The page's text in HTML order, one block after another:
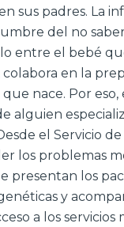
sus padres. La
del no
entre el bebé
en la
nace. Por eso,
alguien
el Servicio
los problemas
presentan los
y
a los servicios